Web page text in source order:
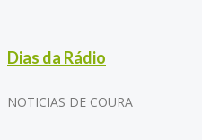
Dias da Rádio
NOTICIAS DE COURA